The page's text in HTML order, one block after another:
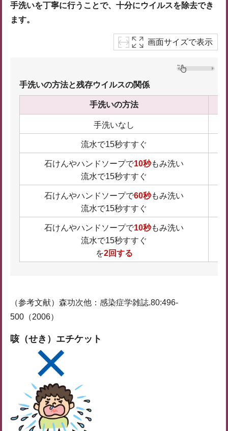
手洗いを丁寧に行うことで、十分にウイルスを除去でき
ます。
画面サイズで表示
手洗いの方法と残存ウイルスの関係
手洗いの方法
手洗いなし
流水で15秒すすぐ
⽯けんやハンドソープで10秒もみ洗い
流⽔で15秒すすぐ
⽯けんやハンドソープで60秒もみ洗い
流⽔で15秒すすぐ
⽯けんやハンドソープで10秒もみ洗い
流⽔で15秒すすぐ
を2回する
（参考文献）森功次他：感染症学雑誌.80:496-
500（2006）
咳（せき）エチケット